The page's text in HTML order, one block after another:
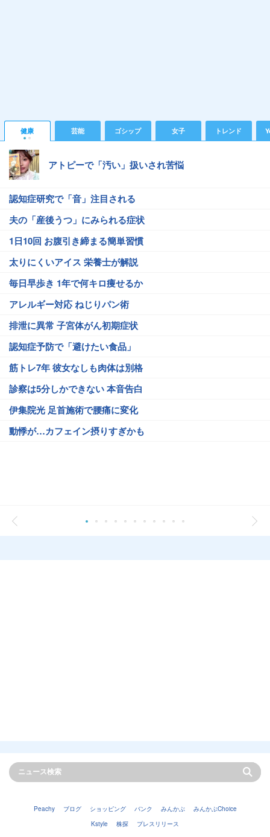
健康 芸能 ゴシップ 女子 トレンド
アトピーで「汚い」扱いされ苦悩
認知症研究で「音」注目される
夫の「産後うつ」にみられる症状
1日10回 お腹引き締まる簡単習慣
太りにくいアイス 栄養士が解説
毎日早歩き 1年で何キロ痩せるか
アレルギー対応 ねじりパン術
排泄に異常 子宮体がん初期症状
認知症予防で「避けたい食品」
筋トレ7年 彼女なしも肉体は別格
診察は5分しかできない 本音告白
伊集院光 足首施術で腰痛に変化
動悸が…カフェイン摂りすぎかも
Peachy ブログ ショッピング バンク みんかぶ
みんかぶChoice
Kstyle
株探 プレスリリース